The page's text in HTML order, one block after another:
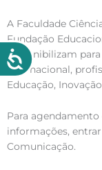
A Faculdade
Fundação
disponibilizam
internacional,
Educação,
Para
informações,
Comunicação.